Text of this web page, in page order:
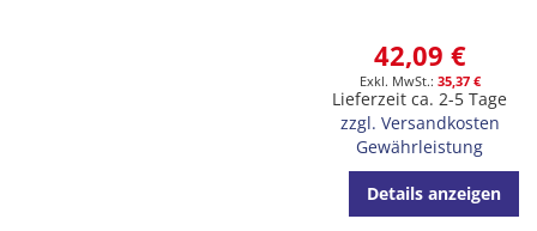
42,09 €
35,37 €
Lieferzeit ca. 2-5 Tage
zzgl. Versandkosten
Gewährleistung
Details anzeigen